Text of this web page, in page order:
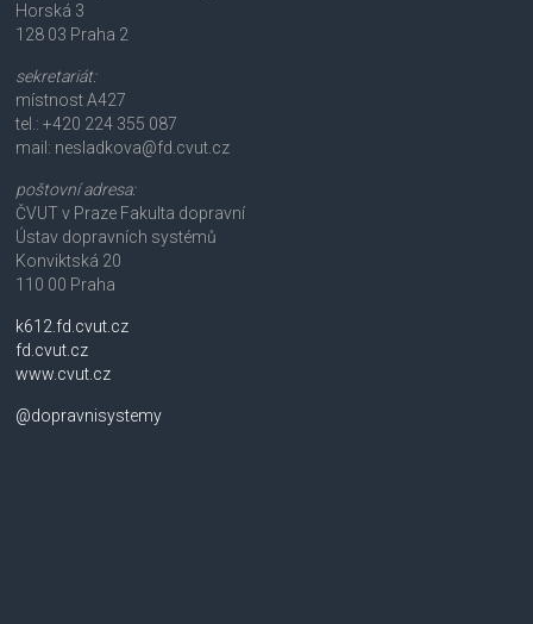
Horská 3
128 03 Praha 2
sekretariát:
místnost A427
tel.: +420 224 355 087
mail: nesladkova@fd.cvut.cz
poštovní adresa:
ČVUT v Praze Fakulta dopravní
Ústav dopravních systémů
Konviktská 20
110 00 Praha
k612.fd.cvut.cz
fd.cvut.cz
www.cvut.cz
@dopravnisystemy